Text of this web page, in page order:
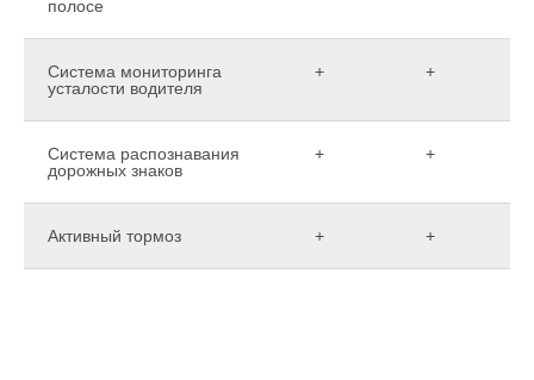
полосе
Система мониторинга
усталости водителя
+ +
Система распознавания
дорожных знаков
+ +
Активный тормоз + +